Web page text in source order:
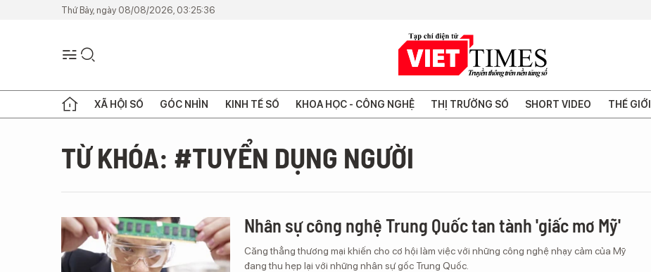
Thứ Bảy, ngày 08/08/2026, 03:25:36
XÃ HỘI SỐ GÓC NHÌN KINH TẾ SỐ KHOA HỌC - CÔNG NGHỆ THỊ TRƯỜNG SỐ SHORT VIDEO THẾ GIỚI
TỪ KHÓA: #TUYỂN DỤNG NGƯỜI
Nhân sự công nghệ Trung Quốc tan tành 'giấc mơ Mỹ'
Căng thẳng thương mại khiến cho cơ hội làm việc với những công nghệ nhạy cảm của Mỹ
đang thu hẹp lại với những nhân sự gốc Trung Quốc.